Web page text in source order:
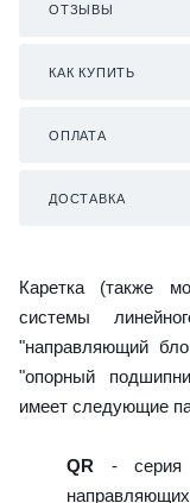
ОТЗЫВЫ
КАК КУПИТЬ
ОПЛАТА
ДОСТАВКА
Каретка (также
системы
"направляющий
"опорный
имеет следующие
QR - серия